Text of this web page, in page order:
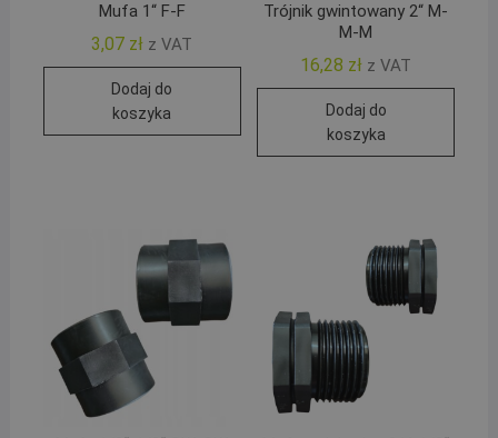
Mufa 1“ F-F
3,07 zł z VAT
Dodaj do
koszyka
Trójnik gwintowany 2“ M-
M-M
16,28 zł z VAT
Dodaj do
koszyka